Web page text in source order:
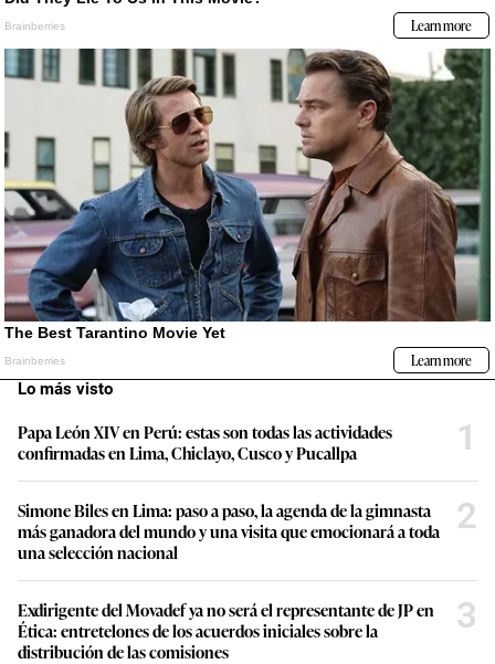
Lo más visto
Papa León XIV en Perú: estas son todas las actividades
confirmadas en Lima, Chiclayo, Cusco y Pucallpa
1
Simone Biles en Lima: paso a paso, la agenda de la gimnasta
más ganadora del mundo y una visita que emocionará a toda
una selección nacional
2
Exdirigente del Movadef ya no será el representante de JP en
Ética: entretelones de los acuerdos iniciales sobre la
distribución de las comisiones
3